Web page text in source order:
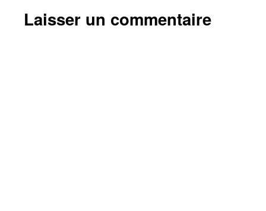
Laisser un commentaire